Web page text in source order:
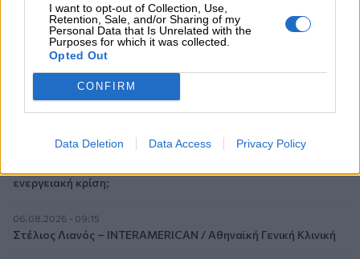
I want to opt-out of Collection, Use,
Retention, Sale, and/or Sharing of my
Personal Data that Is Unrelated with the
Purposes for which it was collected.
Opted Out
CONFIRM
Data Deletion Data Access Privacy Policy
06.08.2026 - 12:22
Kavita Patel - PhARMA Innovation Forum: Ένα στα πέντε
καινοτόμα φάρμακα φτάνει τελικά στην Ελλάδα
06.08.2026 - 11:37
Μείωση ασφαλιστικών εισφορών ύψους 240 εκατ. ευρώ
ζητούν οι έμποροι από την Κυβέρνηση
06.08.2026 - 10:45
ενεργειακή κρίση;
06.08.2026 - 09:15
Στέλιος Λιανός – INTERAMERICAN / Αθηναϊκή Γενική Κλινική